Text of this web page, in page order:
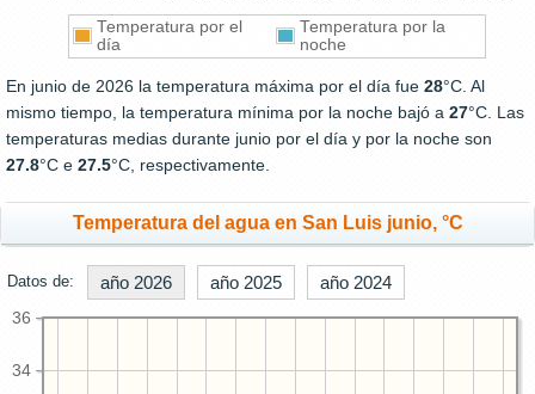
Temperatura por el
día
Temperatura por la
noche
En junio de 2026 la temperatura máxima por el día fue 28°C. Al
mismo tiempo, la temperatura mínima por la noche bajó a 27°C. Las
temperaturas medias durante junio por el día y por la noche son
27.8°C e 27.5°C, respectivamente.
Temperatura del agua en San Luis junio, °C
Datos de: año 2026 año 2025 año 2024
34
36